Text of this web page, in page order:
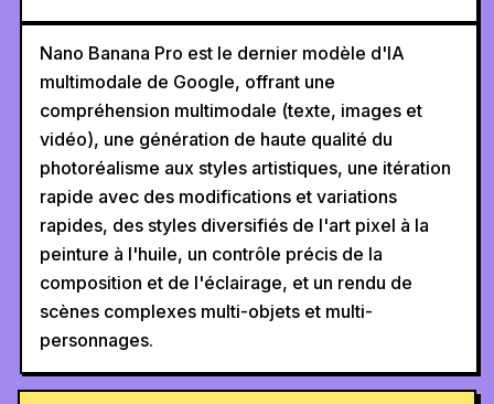
Nano Banana Pro est le dernier modèle d'IA
multimodale de Google, offrant une
compréhension multimodale (texte, images et
vidéo), une génération de haute qualité du
photoréalisme aux styles artistiques, une itération
rapide avec des modifications et variations
rapides, des styles diversifiés de l'art pixel à la
peinture à l'huile, un contrôle précis de la
composition et de l'éclairage, et un rendu de
scènes complexes multi-objets et multi-
personnages.